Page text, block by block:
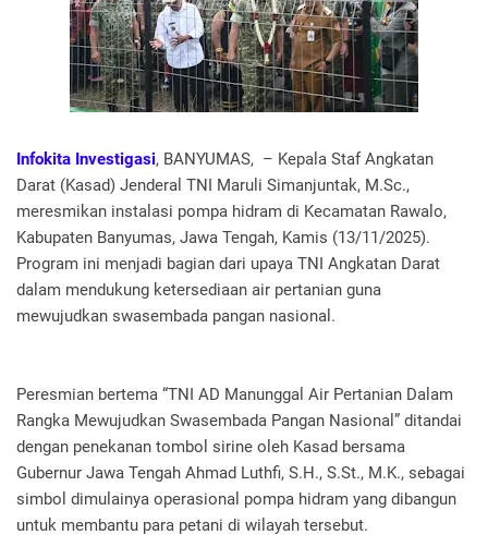
Infokita Investigasi, BANYUMAS, – Kepala Staf Angkatan
Darat (Kasad) Jenderal TNI Maruli Simanjuntak, M.Sc.,
meresmikan instalasi pompa hidram di Kecamatan Rawalo,
Kabupaten Banyumas, Jawa Tengah, Kamis (13/11/2025).
Program ini menjadi bagian dari upaya TNI Angkatan Darat
dalam mendukung ketersediaan air pertanian guna
mewujudkan swasembada pangan nasional.
Peresmian bertema “TNI AD Manunggal Air Pertanian Dalam
Rangka Mewujudkan Swasembada Pangan Nasional” ditandai
dengan penekanan tombol sirine oleh Kasad bersama
Gubernur Jawa Tengah Ahmad Luthfi, S.H., S.St., M.K., sebagai
simbol dimulainya operasional pompa hidram yang dibangun
untuk membantu para petani di wilayah tersebut.